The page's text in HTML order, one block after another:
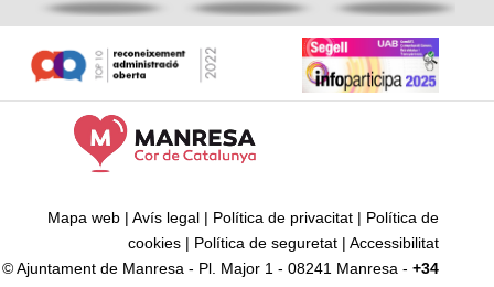
Mapa web | Avís legal | Política de privacitat | Política de
cookies | Política de seguretat | Accessibilitat
© Ajuntament de Manresa - Pl. Major 1 - 08241 Manresa - +34